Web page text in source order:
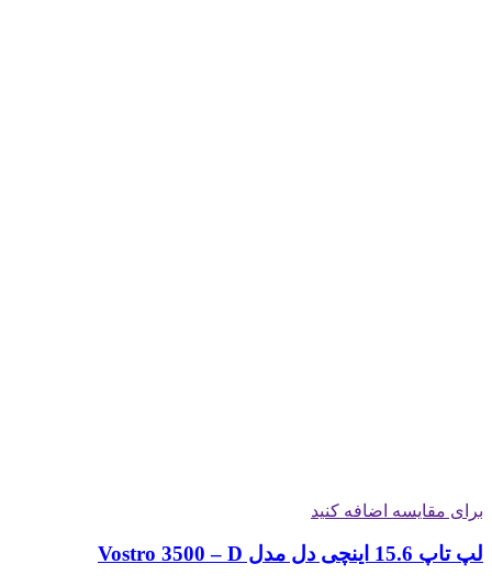
برای مقایسه اضافه کنید
لپ تاپ 15.6 اینچی دل مدل Vostro 3500 – D